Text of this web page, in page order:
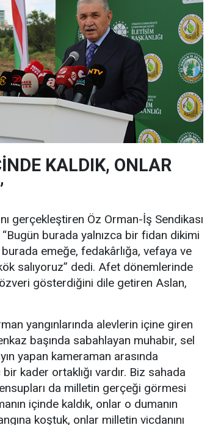
KALDIK, ONLAR
gerçekleştiren Öz Orman-İş Sendikası
burada yalnızca bir fidan dikimi
emeğe, fedakârlığa, vefaya ve
salıyoruz” dedi. Afet dönemlerinde
özveri gösterdiğini dile getiren Aslan,
yangınlarında alevlerin içine giren
başında sabahlayan muhabir, sel
yapan kameraman arasında
kader ortaklığı vardır. Biz sahada
da milletin gerçeği görmesi
içinde kaldık, onlar o dumanın
koştuk, onlar milletin vicdanını